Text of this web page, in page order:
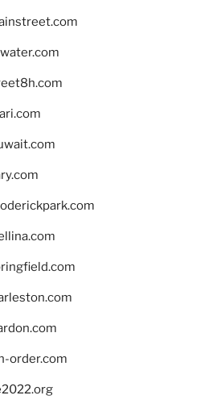
order.com